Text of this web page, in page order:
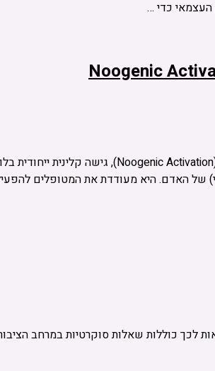
Noogenic
של האדם. היא מעודדת את המטופלים
כוללות שאלות סוקרטיות במרחב הציבורי,